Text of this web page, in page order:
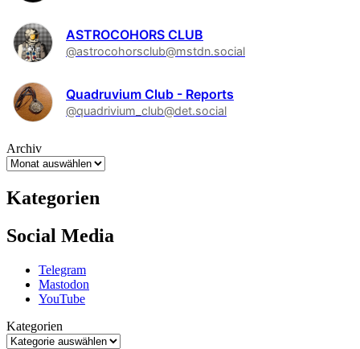
ASTROCOHORS CLUB
@astrocohorsclub@mstdn.social
Quadruvium Club - Reports
@quadrivium_club@det.social
Archiv
Kategorien
Social Media
Telegram
Mastodon
YouTube
Kategorien